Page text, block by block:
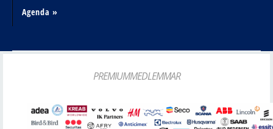
Agenda »
PREMIUMMEDLEMMAR